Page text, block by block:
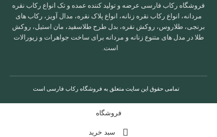
فروشگاه رکاب فارسی عرضه و تولید کننده عمده و تک انواع رکاب نقره
مردانه، انواع رکاب نقره زنانه، انواع پلاک نقره، مدال آویز، رکاب های
برنجی، طلاروس، روکش نقره، بدل طرح طلاسفید، مان استیل، روکش
طلا در مدل های متنوع زنانه و مردانه برای ساخت جواهرات و زیورالات
است.
تمامی حقوق این سایت متعلق به فروشگاه رکاب فارسی است
فروشگاه
سبد خرید